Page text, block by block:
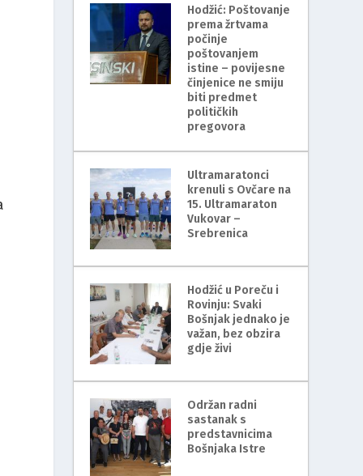
Hodžić: Poštovanje
prema žrtvama
počinje
poštovanjem
istine – povijesne
činjenice ne smiju
biti predmet
političkih
pregovora
Ultramaratonci
krenuli s Ovčare na
15. Ultramaraton
Vukovar –
Srebrenica
Hodžić u Poreču i
Rovinju: Svaki
Bošnjak jednako je
važan, bez obzira
gdje živi
Održan radni
sastanak s
predstavnicima
Bošnjaka Istre